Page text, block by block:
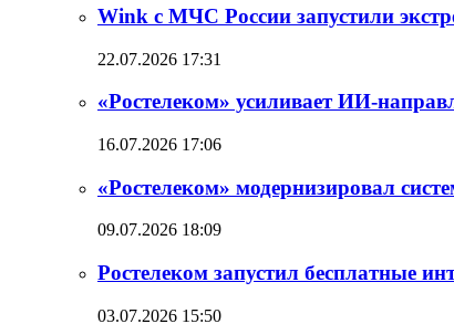
Wink с МЧС России запустили
22.07.2026 17:31
«Ростелеком» усиливает ИИ-
16.07.2026 17:06
«Ростелеком» модернизировал
09.07.2026 18:09
Ростелеком запустил бесплатные
03.07.2026 15:50